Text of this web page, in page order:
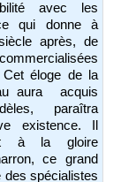
avec les
qui donne à
après, de
éloge de la
aura acquis
paraîtra
existence. Il
à la gloire
ce grand
spécialistes